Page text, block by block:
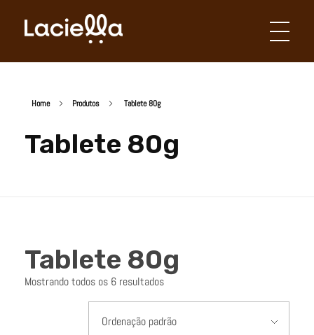
Home Produtos Tablete 80g
Tablete 80g
Tablete 80g
Mostrando todos os 6 resultados